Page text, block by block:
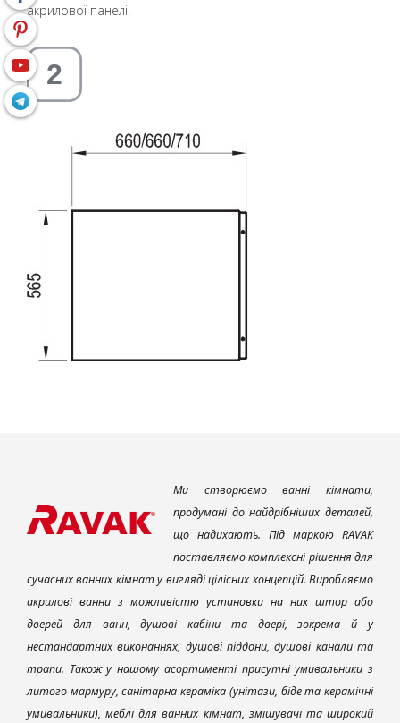
акрилової панелі.
Ми створюємо ванні кімнати,
продумані до найдрібніших деталей,
що надихають. Під маркою RAVAK
поставляємо комплексні рішення для
сучасних ванних кімнат у вигляді цілісних концепцій. Виробляємо
акрилові ванни з можливістю установки на них штор або
дверей для ванн, душові кабіни та двері, зокрема й у
нестандартних виконаннях, душові піддони, душові канали та
трапи. Також у нашому асортименті присутні умивальники з
литого мармуру, санітарна кераміка (унітази, біде та керамічні
умивальники), меблі для ванних кімнат, змішувачі та широкий